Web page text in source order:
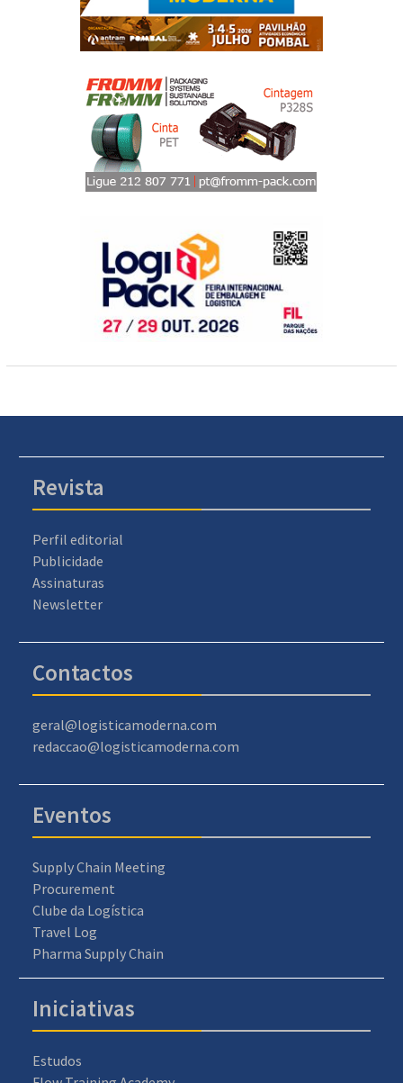
Revista
Perfil editorial
Publicidade
Assinaturas
Newsletter
Contactos
geral@logisticamoderna.com
redaccao@logisticamoderna.com
Eventos
Supply Chain Meeting
Procurement
Clube da Logística
Travel Log
Pharma Supply Chain
Iniciativas
Estudos